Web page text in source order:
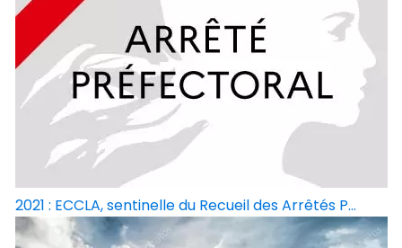
2021 : ECCLA, sentinelle du Recueil des Arrêtés P...